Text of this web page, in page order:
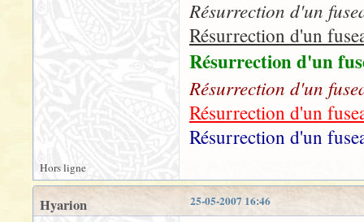
Résurrection d'un
Résurrection d'un
Résurrection d'un
Résurrection d'un
Résurrection d'un
Résurrection d'un
Hors ligne
25-05-2007 16:46
Hyarion